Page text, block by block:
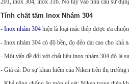
201, inox 304, inox 316. Nó tùy vào nhu cầu sử
Tính chất tấm Inox Nhám 304
- Inox nhám 304 hiện là loại mác thép được ưa
- Inox nhám 304 có độ bền, đọ dẻo dai cao cho
- Một vấn đề đối với chất liệu inox nhám 304 đó là
- Giá cả: Do sự khan hiếm của Niken trên thị trường